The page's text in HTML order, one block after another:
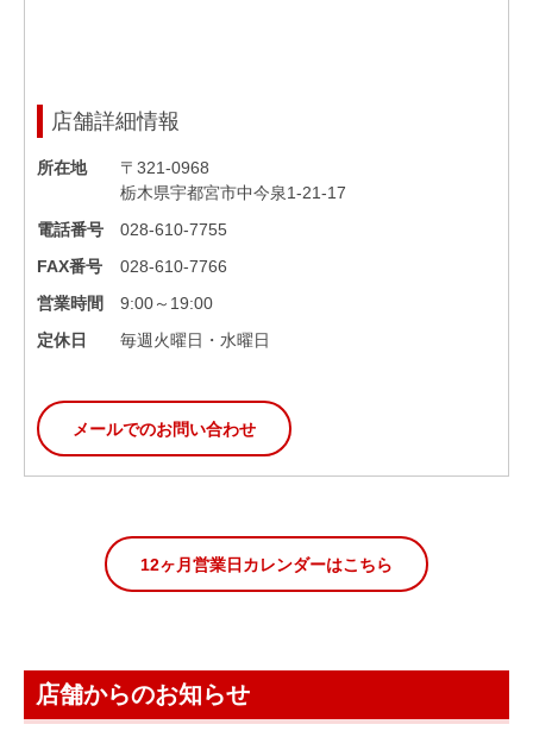
店舗詳細情報
所在地
〒321-0968
栃木県宇都宮市中今泉1-21-17
電話番号
028-610-7755
FAX番号
028-610-7766
営業時間
9:00～19:00
定休日
毎週火曜日・水曜日
メールでのお問い合わせ
12ヶ月営業日カレンダーはこちら
店舗からのお知らせ